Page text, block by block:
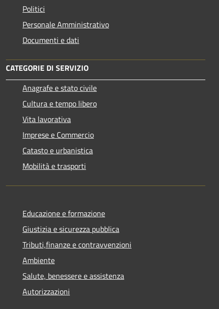
Politici
Personale Amministrativo
Documenti e dati
CATEGORIE DI SERVIZIO
Anagrafe e stato civile
Cultura e tempo libero
Vita lavorativa
Imprese e Commercio
Catasto e urbanistica
Mobilità e trasporti
Educazione e formazione
Giustizia e sicurezza pubblica
Tributi,finanze e contravvenzioni
Ambiente
Salute, benessere e assistenza
Autorizzazioni